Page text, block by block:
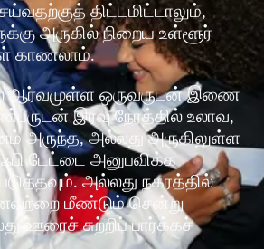
திட்டமிட்டாலும்,
அருகில் நிறைய உள்ளூர்
காணலாம்.
ஆர்வமுள்ள ஒருவருடன் இணை
இரவு நேரத்தில் உலாவ,
அருந்த, அல்லது அருகிலுள்ள
டேட்டை அனுபவிக்க
அல்லது நகரத்தில்
மீண்டும் சென்று
ஊரைச் சுற்றிப் பார்க்கச்